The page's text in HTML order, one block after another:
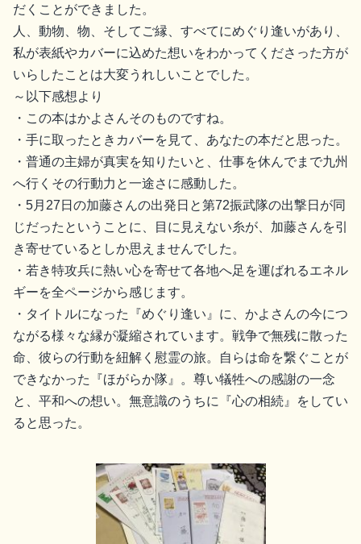
だくことができました。
人、動物、物、そしてご縁、すべてにめぐり逢いがあり、
私が表紙やカバーに込めた想いをわかってくださった方が
いらしたことは大変うれしいことでした。
～以下感想より
・この本はかよさんそのものですね。
・手に取ったときカバーを見て、あなたの本だと思った。
・普通の主婦が真実を知りたいと、仕事を休んでまで九州
へ行くその行動力と一途さに感動した。
・5月27日の加藤さんの出発日と第72振武隊の出撃日が同
じだったということに、目に見えない糸が、加藤さんを引
き寄せているとしか思えませんでした。
・若き特攻兵に熱い心を寄せて各地へ足を運ばれるエネル
ギーを全ページから感じます。
・タイトルになった『めぐり逢い』に、かよさんの今につ
ながる様々な縁が凝縮されています。戦争で無残に散った
命、彼らの行動を紐解く慰霊の旅。自らは命を繋ぐことが
できなかった『ほがらか隊』。尊い犠牲への感謝の一念
と、平和への想い。無意識のうちに『心の相続』をしてい
ると思った。